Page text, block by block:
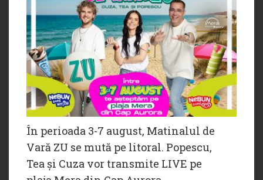
În perioada 3-7 august, Matinalul de
Vară ZU se mută pe litoral. Popescu,
Tea și Cuza vor transmite LIVE pe